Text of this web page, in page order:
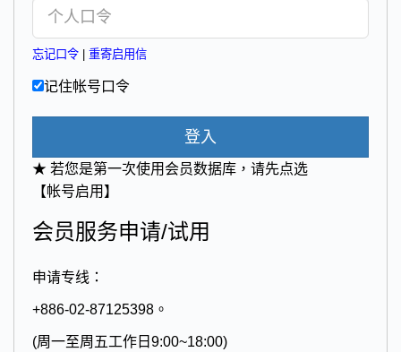
忘记口令 重寄启用信
记住帐号口令
登入
★ 若您是第一次使用会员数据库，请先点选
【帐号启用】
会员服务申请/试用
申请专线：
+886-02-87125398。
(周一至周五工作日9:00~18:00)